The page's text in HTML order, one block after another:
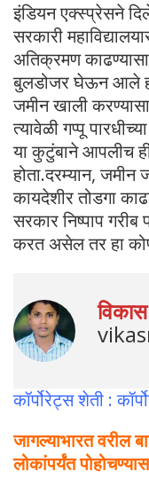
इंडियन एक्स्प्रेसने
सरकारी
अतिक्रमण
बुलडोजर घेऊन आले
जमीन खाली
त्यावेळी गप्पू
या कुटुंबाने आपलीच
होता.दरम्यान,
कायदेशीर तोडगा
सरकार निष्पाप गरीब
करत असेल तर हा
कॉर्पोरेट्स शेती :
जागल्याभारत
लोकांपर्यंत